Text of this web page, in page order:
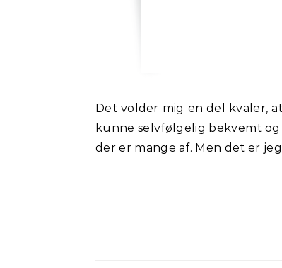
Det volder mig en del kvaler, at begribe og acceptere, at jeg skal se mig selv som forfatter. Det er svært. Det er prætentiøst. Jeg
kunne selvfølgelig bekvemt
der er mange af. Men det er